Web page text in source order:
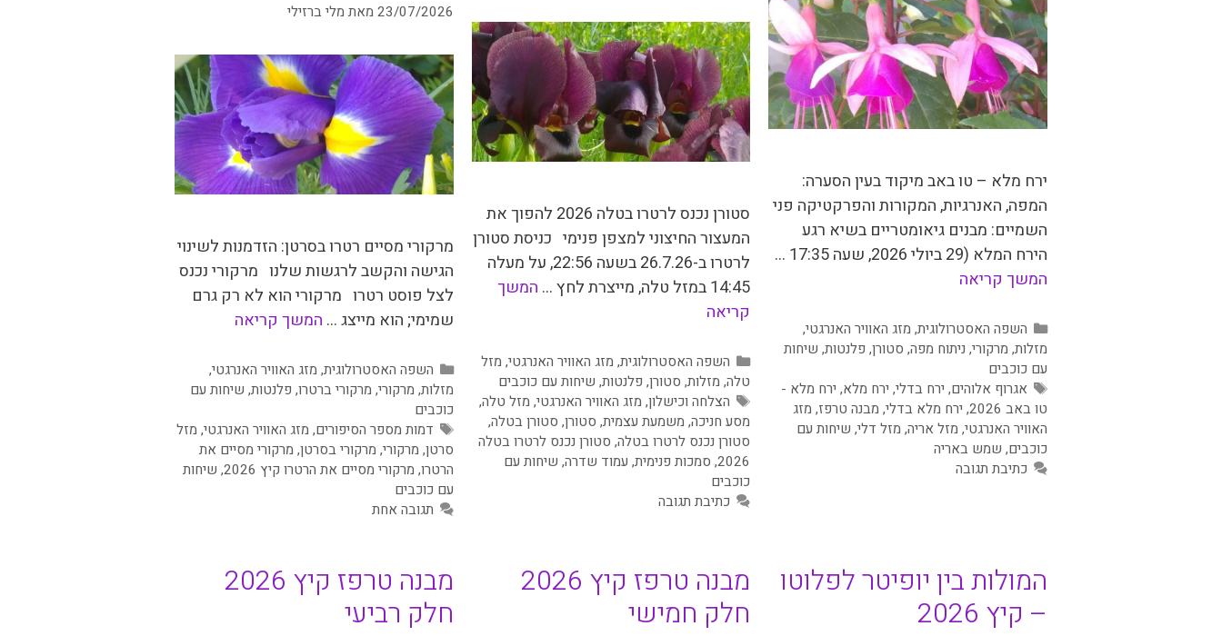
ירח מלא – טו באב מיקוד בעין הסערה:
המפה, האנרגיות, המקורות והפרקטיקה פני
השמיים: מבנים גיאומטריים בשיא רגע
הירח המלא (29 ביולי 2026, שעה 17:35 …
המשך קריאה
קטגוריות
השפה האסטרולוגית, מזג האוויר האנרגטי,
מזלות, מרקורי, ניתוח מפה, סטורן, פלנטות, שיחות
עם כוכבים
תגיות
אגרוף אלוהים, ירח בדלי, ירח מלא, ירח מלא -
טו באב 2026
, ירח מלא בדלי, מבנה טרפז, מזג
האוויר האנרגטי, מזל אריה, מזל דלי, שיחות עם
כוכבים, שמש באריה
כתיבת תגובה
סטורן נכנס לרטרו בטלה 2026 להפוך את
המעצור החיצוני למצפן פנימי כניסת סטורן
לרטרו ב-26.7.26 בשעה 22:56, על מעלה
14:45 במזל טלה, מייצרת לחץ …
המשך
קריאה
קטגוריות
השפה האסטרולוגית, מזג האוויר האנרגטי, מזל
טלה, מזלות, סטורן, פלנטות, שיחות עם כוכבים
תגיות
הצלחה וכישלון, מזג האוויר האנרגטי, מזל טלה,
מסע חניכה, משמעת עצמית, סטורן, סטורן בטלה,
סטורן נכנס לרטרו בטלה, סטורן נכנס לרטרו בטלה
2026
, סמכות פנימית, עמוד שדרה, שיחות עם
כוכבים
כתיבת תגובה
23/07/2026 מאת מלי ברזילי
מרקורי מסיים רטרו בסרטן: הזדמנות לשינוי
הגישה והקשב לרגשות שלנו מרקורי נכנס
לצל פוסט רטרו מרקורי הוא לא רק גרם
שמימי; הוא מייצג … המשך קריאה
קטגוריות
השפה האסטרולוגית, מזג האוויר האנרגטי,
מזלות, מרקורי, מרקורי ברטרו, פלנטות, שיחות עם
כוכבים
תגיות
דמות מספר הסיפורים, מזג האוויר האנרגטי, מזל
סרטן, מרקורי, מרקורי בסרטן, מרקורי מסיים את
הרטרו, מרקורי מסיים את הרטרו קיץ 2026 , שיחות
עם כוכבים
תגובה אחת
המולות בין יופיטר לפלוטו
– קיץ 2026
מבנה טרפז קיץ 2026
חלק חמישי
מבנה טרפז קיץ 2026
חלק רביעי